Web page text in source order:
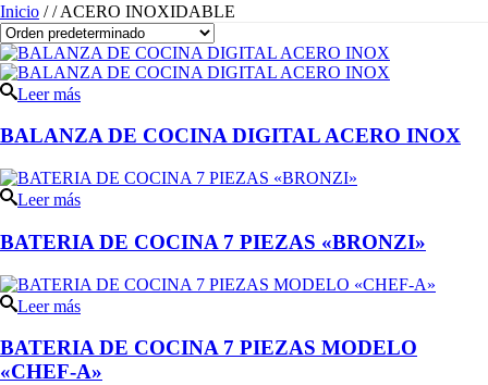
Inicio //ACERO INOXIDABLE
Leer más
BALANZA DE COCINA DIGITAL ACERO INOX
Leer más
BATERIA DE COCINA 7 PIEZAS «BRONZI»
Leer más
BATERIA DE COCINA 7 PIEZAS MODELO
«CHEF-A»